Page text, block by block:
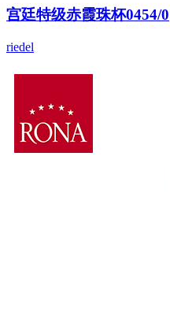
宫廷特级赤霞珠杯0454/0
riedel